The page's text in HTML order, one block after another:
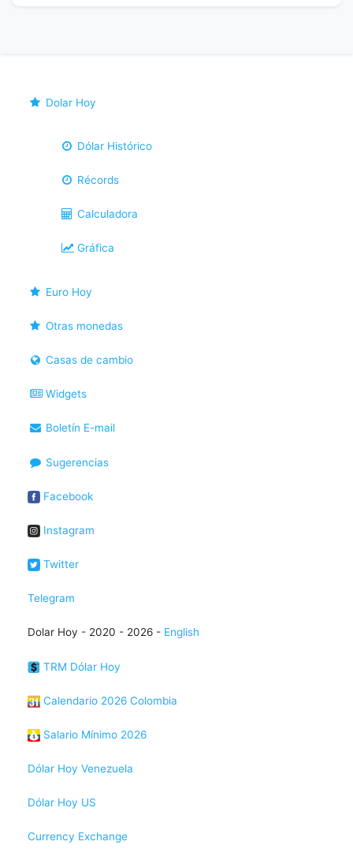
Dolar Hoy
Dólar Histórico
Récords
Calculadora
Gráfica
Euro Hoy
Otras monedas
Casas de cambio
Widgets
Boletín E-mail
Sugerencias
Facebook
Instagram
Twitter
Telegram
Dolar Hoy - 2020 - 2026 - English
TRM Dólar Hoy
Calendario 2026 Colombia
Salario Mínimo 2026
Dólar Hoy Venezuela
Dólar Hoy US
Currency Exchange